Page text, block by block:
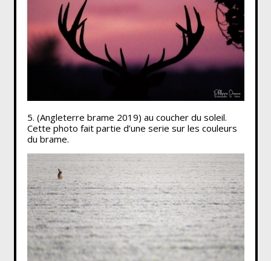
5. (Angleterre brame 2019) au coucher du soleil.
Cette photo fait partie d’une serie sur les couleurs
du brame.